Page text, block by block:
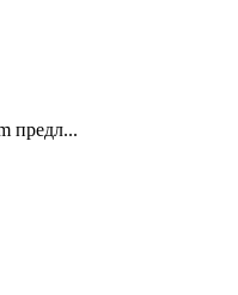
предл...